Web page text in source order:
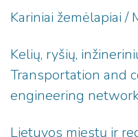
Kariniai žemėlapiai /
Kelių, ryšių,
Transportation and
engineering
Lietuvos miestų ir